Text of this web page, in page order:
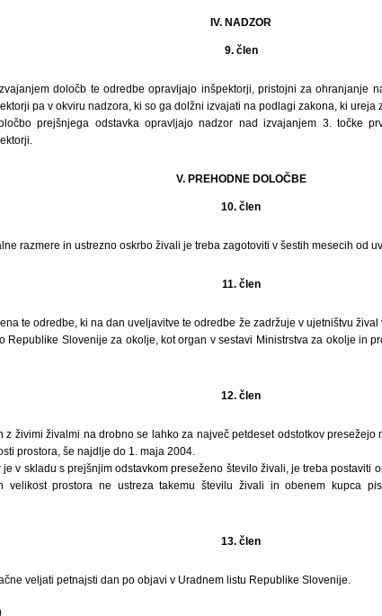
IV. NADZOR
9. člen
določb te odredbe opravljajo inšpektorji, pristojni za ohranjanje
pa v okviru nadzora, ki so ga dolžni izvajati na podlagi zakona, ki ureja
prejšnjega odstavka opravljajo nadzor nad izvajanjem 3. točke
V. PREHODNE DOLOČBE
10. člen
razmere in ustrezno oskrbo živali je treba zagotoviti v šestih mesecih od
11. člen
te odredbe, ki na dan uveljavitve te odredbe že zadržuje v ujetništvu
Republike Slovenije za okolje, kot organ v sestavi Ministrstva za okolje in
12. člen
z živimi živalmi na drobno se lahko za največ petdeset odstotkov
prostora, še najdlje do 1. maja 2004.
je v skladu s prejšnjim odstavkom preseženo število živali, je treba postaviti
velikost prostora ne ustreza takemu številu živali in obenem kupca
13. člen
veljati petnajsti dan po objavi v Uradnem listu Republike Slovenije.